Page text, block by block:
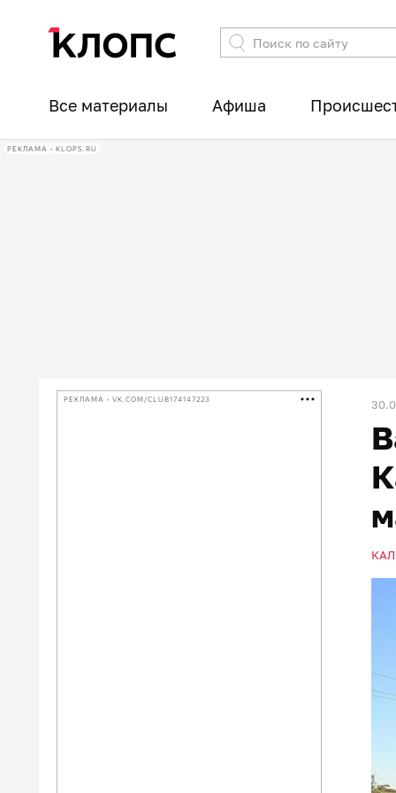
Все материалы Афиша
РЕКЛАМА • KLOPS.RU
РЕКЛАМА • VK.COM/CLUB174147223